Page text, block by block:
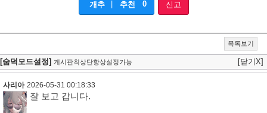
개추 추천 0 신고
목록보기
[숨덕모드설정] 게시판최상단항상설정가능 [닫기X]
사리아 2026-05-31 00:18:33
잘 보고 갑니다.